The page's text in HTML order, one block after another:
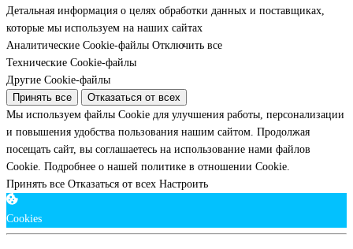
Детальная информация о целях обработки данных и поставщиках,
которые мы используем на наших сайтах
Аналитические Cookie-файлы Отключить все
Технические Cookie-файлы
Другие Cookie-файлы
Принять все
Отказаться от всех
Мы используем файлы Cookie для улучшения работы, персонализации
и повышения удобства пользования нашим сайтом. Продолжая
посещать сайт, вы соглашаетесь на использование нами файлов
Cookie. Подробнее о нашей политике в отношении Cookie.
Принять все Отказаться от всех Настроить
Cookies